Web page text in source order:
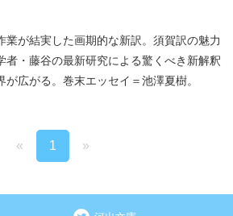
業が結実した画期的な新訳。須賀訳の魅力
者・藤谷の最新研究による驚くべき新解釈
広がる。巻末エッセイ＝池澤夏樹。
« 1 »